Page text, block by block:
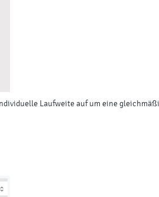
Laufweite auf um eine